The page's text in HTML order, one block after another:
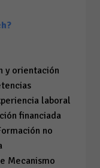
y orientación
laboral
financiada
no
Mecanismo